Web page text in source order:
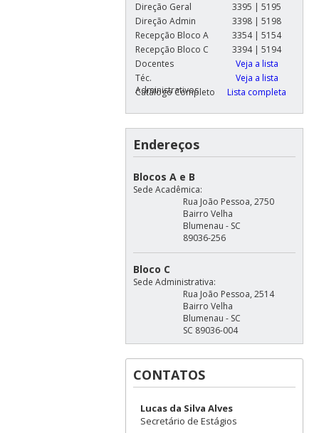
Direção Geral
3395 | 5195
Direção Admin
3398 | 5198
Recepção Bloco A
3354 | 5154
Recepção Bloco C
3394 | 5194
Docentes
Veja a lista
Téc.
Administrativos
Veja a lista
Catálogo Completo
Lista completa
Endereços
Blocos A e B
Sede Acadêmica:
Rua João Pessoa, 2750
Bairro Velha
Blumenau - SC
89036-256
Bloco C
Sede Administrativa:
Rua João Pessoa, 2514
Bairro Velha
Blumenau - SC
SC 89036-004
CONTATOS
Lucas da Silva Alves
Secretário de Estágios